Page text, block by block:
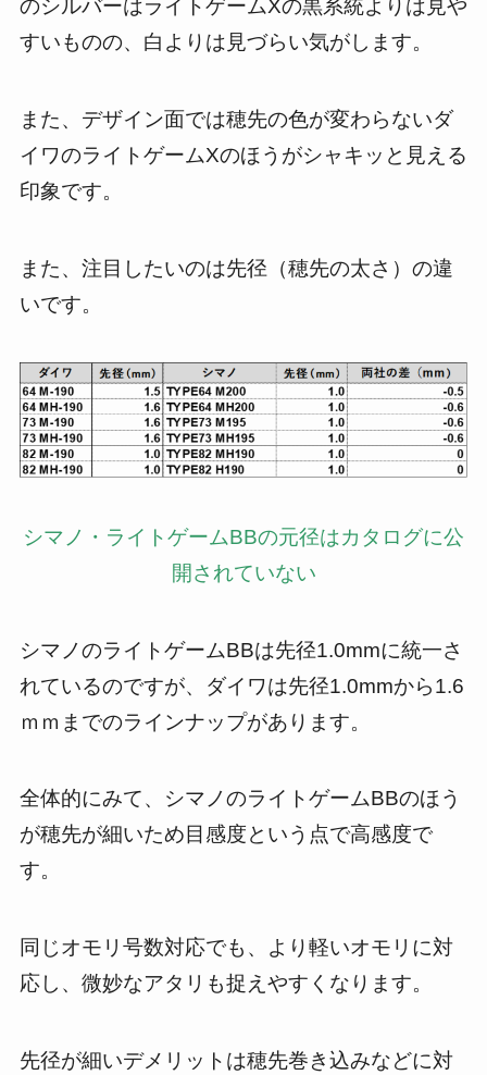
のシルバーはライトゲームXの黒系統よりは見や
すいものの、白よりは見づらい気がします。
また、デザイン面では穂先の色が変わらないダ
イワのライトゲームXのほうがシャキッと見える
印象です。
また、注目したいのは先径（穂先の太さ）の違
いです。
シマノ・ライトゲームBBの元径はカタログに公
開されていない
シマノのライトゲームBBは先径1.0mmに統一さ
れているのですが、ダイワは先径1.0mmから1.6
ｍｍまでのラインナップがあります。
全体的にみて、シマノのライトゲームBBのほう
が穂先が細いため目感度という点で高感度で
す。
同じオモリ号数対応でも、より軽いオモリに対
応し、微妙なアタリも捉えやすくなります。
先径が細いデメリットは穂先巻き込みなどに対